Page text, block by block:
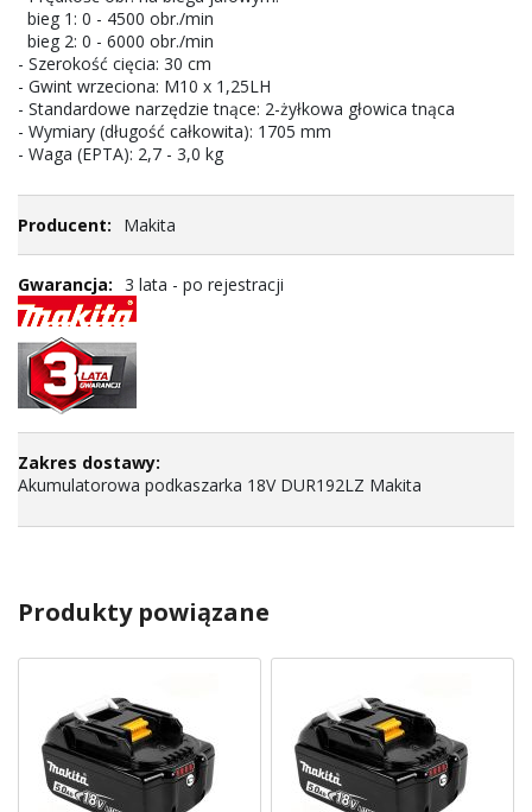
bieg 1: 0 - 4500 obr./min
bieg 2: 0 - 6000 obr./min
- Szerokość cięcia: 30 cm
- Gwint wrzeciona: M10 x 1,25LH
- Standardowe narzędzie tnące: 2-żyłkowa głowica tnąca
- Wymiary (długość całkowita): 1705 mm
- Waga (EPTA): 2,7 - 3,0 kg
Makita
3 lata - po rejestracji
Akumulatorowa podkaszarka 18V DUR192LZ Makita
Produkty powiązane